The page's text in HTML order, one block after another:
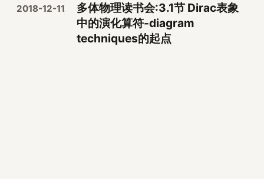
2018-12-11
多体物理读书会:3.1节 Dirac表象
中的演化算符-diagram
techniques的起点